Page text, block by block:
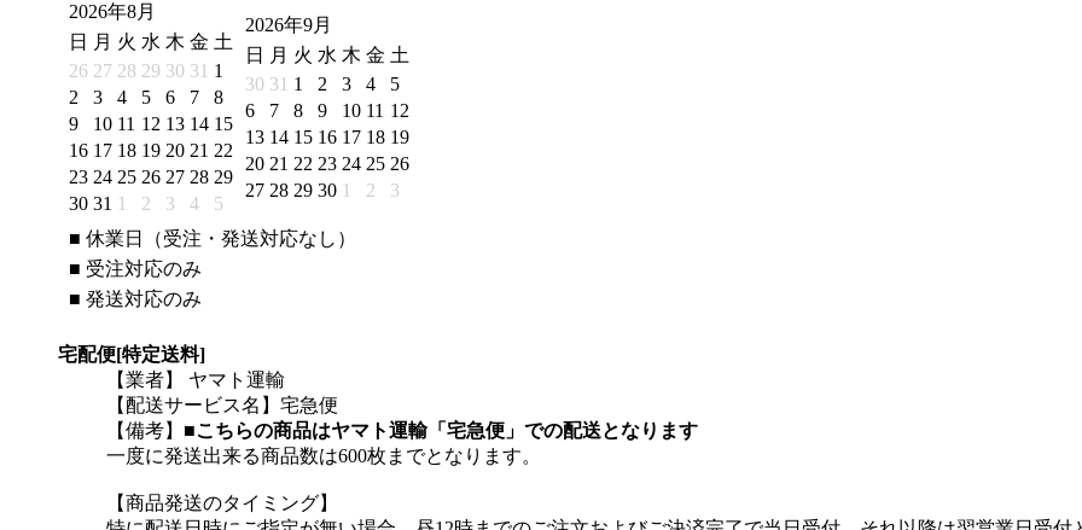
2026年8月
日
月 火 水 木 金 土
26 27 28 29 30 31 1
2
3 4 5 6 7
8
9
10 11 12 13 14 15
16 17 18 19 20 21 22
23 24 25 26 27 28 29
30 31 1 2 3 4 5
2026年9月
日
月 火 水 木 金 土
30 31 1 2 3 4
5
6
7 8 9 10 11 12
13 14 15 16 17 18 19
20 21 22 23 24 25 26
27 28 29 30 1 2 3
■ 休業日（受注・発送対応なし）
■ 受注対応のみ
■ 発送対応のみ
宅配便[特定送料]
【業者】 ヤマト運輸
【配送サービス名】宅急便
【備考】 ■こちらの商品はヤマト運輸「宅急便」での配送となります
一度に発送出来る商品数は600枚までとなります。
【商品発送のタイミング】